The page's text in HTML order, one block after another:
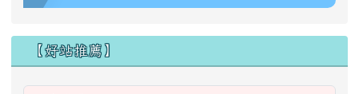
【好站推薦】